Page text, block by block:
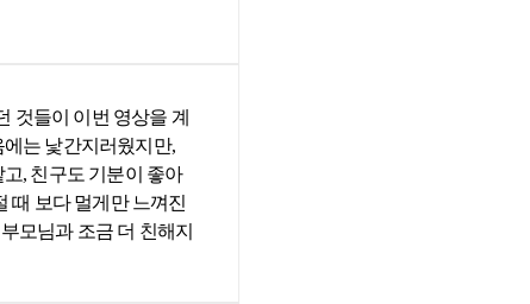
것들이 이번 영상을 계
는 낯간지러웠지만,
, 친구도 기분이 좋아
때 보다 멀게만 느껴진
모님과 조금 더 친해지